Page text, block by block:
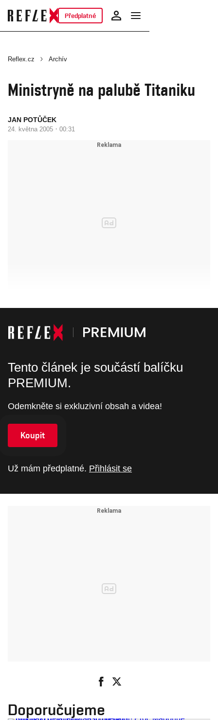
Předplatné
Reflex.cz Archív
Ministryně na palubě Titaniku
JAN POTŮČEK
24. května 2005 · 00:31
Tento článek je součástí balíčku
PREMIUM.
Odemkněte si exkluzivní obsah a videa!
Koupit
Už mám předplatné. Přihlásit se
Doporučujeme